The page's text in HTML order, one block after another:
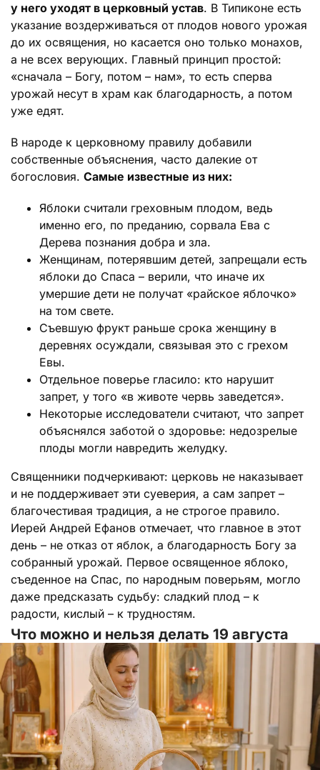
у него уходят в церковный устав. В Типиконе есть
указание воздерживаться от плодов нового урожая
до их освящения, но касается оно только монахов,
а не всех верующих. Главный принцип простой:
«сначала – Богу, потом – нам», то есть сперва
урожай несут в храм как благодарность, а потом
уже едят.
В народе к церковному правилу добавили
собственные объяснения, часто далекие от
богословия. Самые известные из них:
Яблоки считали греховным плодом, ведь
именно его, по преданию, сорвала Ева с
Дерева познания добра и зла.
Женщинам, потерявшим детей, запрещали есть
яблоки до Спаса – верили, что иначе их
умершие дети не получат «райское яблочко»
на том свете.
Съевшую фрукт раньше срока женщину в
деревнях осуждали, связывая это с грехом
Евы.
Отдельное поверье гласило: кто нарушит
запрет, у того «в животе червь заведется».
Некоторые исследователи считают, что запрет
объяснялся заботой о здоровье: недозрелые
плоды могли навредить желудку.
Священники подчеркивают: церковь не наказывает
и не поддерживает эти суеверия, а сам запрет –
благочестивая традиция, а не строгое правило.
Иерей Андрей Ефанов отмечает, что главное в этот
день – не отказ от яблок, а благодарность Богу за
собранный урожай. Первое освященное яблоко,
съеденное на Спас, по народным поверьям, могло
даже предсказать судьбу: сладкий плод – к
радости, кислый – к трудностям.
Что можно и нельзя делать 19 августа